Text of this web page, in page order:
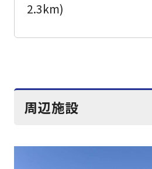
2.3km)
周辺施設